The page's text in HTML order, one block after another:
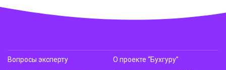
Вопросы эксперту
О проекте “Бухгуру”